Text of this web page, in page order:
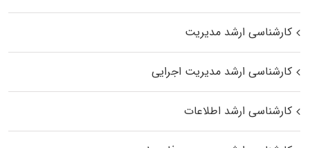
کارشناسی ارشد مدیریت
کارشناسی ارشد مدیریت اجرایی
کارشناسی ارشد اطلاعات